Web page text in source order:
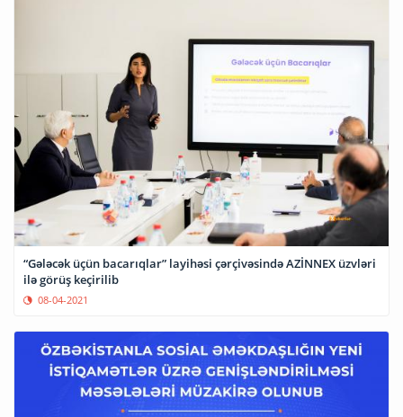
“Gələcək üçün bacarıqlar” layihəsi çərçivəsində AZİNNEX üzvləri
ilə görüş keçirilib
08-04-2021